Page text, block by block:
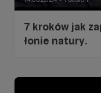
7 kroków jak
łonie natury.